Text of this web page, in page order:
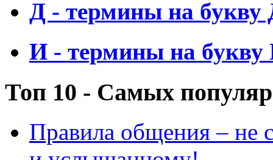
Д - термины на букву
И - термины на букву
Топ 10 - Самых
Правила общения – не